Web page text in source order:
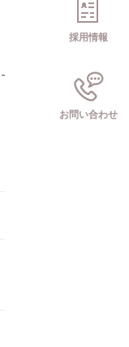
採用情報
お問い合わせ